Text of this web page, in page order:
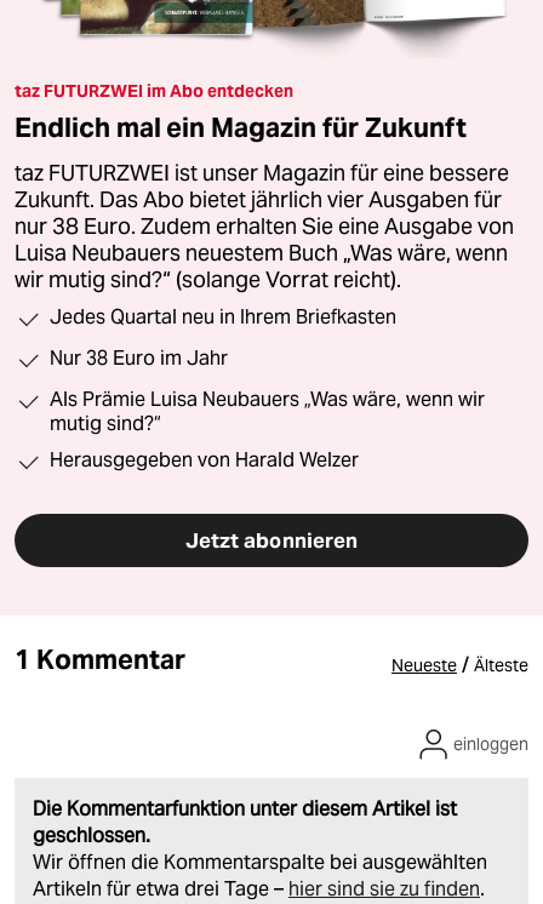
taz FUTURZWEI im Abo entdecken
Endlich mal ein Magazin für Zukunft
taz FUTURZWEI ist unser Magazin für eine bessere
Zukunft. Das Abo bietet jährlich vier Ausgaben für
nur 38 Euro. Zudem erhalten Sie eine Ausgabe von
Luisa Neubauers neuestem Buch „Was wäre, wenn
wir mutig sind?“ (solange Vorrat reicht).
Jedes Quartal neu in Ihrem Briefkasten
Nur 38 Euro im Jahr
Als Prämie Luisa Neubauers „Was wäre, wenn wir
mutig sind?“
Herausgegeben von Harald Welzer
Jetzt abonnieren
1 Kommentar Neueste / Älteste
Die Kommentarfunktion unter diesem Artikel ist
geschlossen.
Wir öffnen die Kommentarspalte bei ausgewählten
Artikeln für etwa drei Tage – hier sind sie zu finden.
einloggen